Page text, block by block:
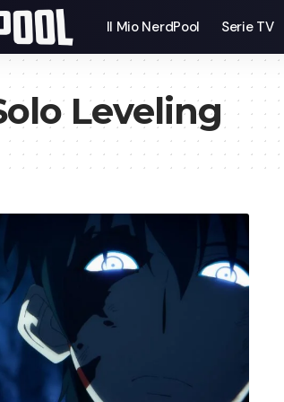
Il Mio NerdPool Serie TV
Leveling